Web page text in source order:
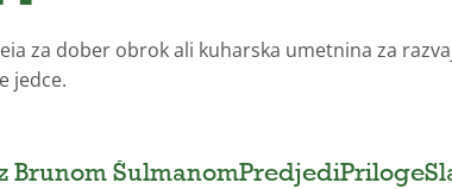
za dober obrok ali kuharska umetnina za
jedce.
Brunom ŠulmanomPredjediPriloge